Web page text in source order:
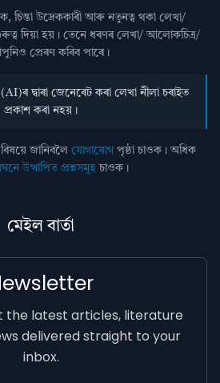
চিন্তা উদ্রেককাৰী আৰু নতুনত্ব থকা লেখা/
দিয়া হয়। তেনে ধৰণৰ লেখা/ আলোকচিত্ৰ/
প্রেৰণ কৰিব পাৰে।
(AI)ৰ দ্বাৰা জেনেৰেট কৰা লেখা নীলা চৰাইত
প্ৰকাশ কৰা নহয়।
জানিবলৈ যোগাযোগ পৃষ্ঠা চাওক। অধিক
উত্থাপিত প্ৰশ্নসমূহচাওক।
মেইল বাৰ্তা
the latest articles, literature
delivered straight to your
inbox.